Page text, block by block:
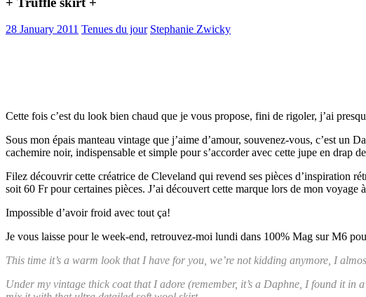
28 January 2011 Tenues du jour Stephanie Zwicky
Cette fois c’est du look bien chaud que je vous propose, fini de rigoler, j’ai
Sous mon épais manteau vintage que j’aime d’amour, souvenez-vous, c’est un
cachemire noir, indispensable et simple pour s’accorder avec cette jupe en drap
Filez découvrir cette créatrice de Cleveland qui revend ses pièces d’inspiration
soit 60 Fr pour certaines pièces. J’ai découvert cette marque lors de mon
Impossible d’avoir froid avec tout ça!
Je vous laisse pour le week-end, retrouvez-moi lundi dans 100% Mag sur M6
This time it’s a warm look that I have for you, we’re not kidding anymore, I
Under my vintage thick coat that I adore (remember, it’s a Daphne, I found it in